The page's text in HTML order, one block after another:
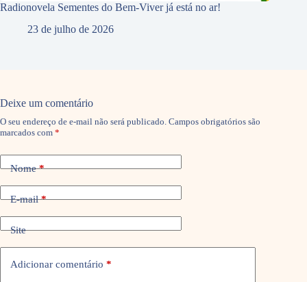
Radionovela Sementes do Bem-Viver já está no ar!
23 de julho de 2026
Deixe um comentário
O seu endereço de e-mail não será publicado. Campos obrigatórios são
marcados com *
Nome*
E-mail*
Site
Adicionar comentário *